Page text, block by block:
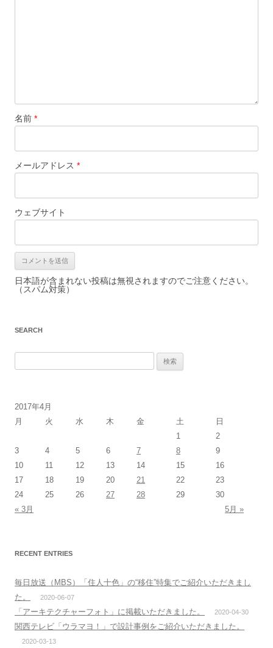
名前 *
メールアドレス *
ウェブサイト
日本語が含まれない投稿は無視されますのでご注意ください。
（スパム対策）
SEARCH
2017年4月
月
火 水 木 金 土 日
« 3月 5月 »
1
2
3
4 5 6 7 8
9
10
11 12 13 14 15
16
17
18 19 20 21 22
23
24
25 26 27 28 29 30
RECENT ENTRIES
毎日放送（MBS）「住人十色」の“移住”特集でご紹介いただきまし
た。
2020-06-07
「アーキテクチャーフォト」に掲載いただきました。 2020-04-30
関西テレビ「ウラマヨ！」で設計事例をご紹介いただきました。
2020-03-13